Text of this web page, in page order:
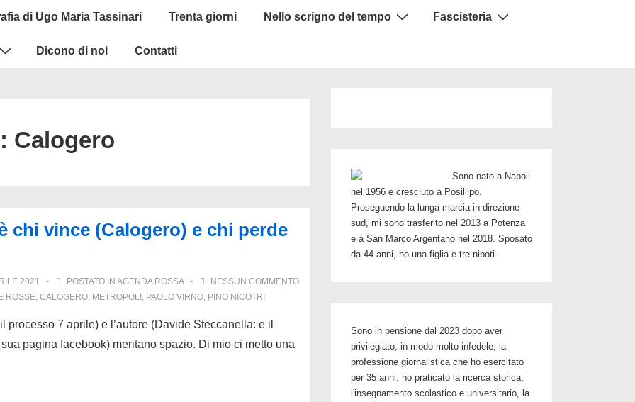
di Ugo Maria Tassinari Trenta giorni Nello scrigno del tempo Fascisteria
Dicono di noi Contatti
Calogero
chi vince (Calogero) e chi perde
2021 POSTATO IN AGENDA ROSSA
NESSUN COMMENTO
ROSSE, CALOGERO, METROPOLI , PAOLO VIRNO, PINO NICOTRI
7 aprile) e l’autore (Davide Steccanella: e il
pagina facebook) meritano spazio. Di mio ci metto una
Sono nato a Napoli
nel 1956 e cresciuto a Posillipo.
Proseguendo la lunga marcia in direzione
sud, mi sono trasferito nel 2013 a Potenza
e a San Marco Argentano nel 2018. Sposato
da 44 anni, ho una figlia e tre nipoti.
Sono in pensione dal 2023 dopo aver
privilegiato, in modo molto infedele, la
professione giornalistica che ho esercitato
per 35 anni: ho praticato la ricerca storica,
l'insegnamento scolastico e universitario, la